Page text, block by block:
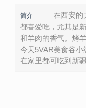
简介
在西安的大
都喜爱吃，尤其是
和羊肉的香气。烤
今天5VAR美食谷
在家里都可吃到新